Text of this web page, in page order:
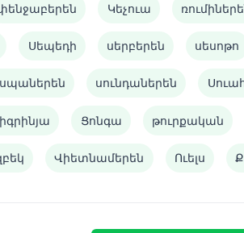
Կեչուա
Սեպեդի սերբերեն սեսոթո
սունդաներեն
Ցոնգա թուրքական
Վիետնամերեն Ուելս